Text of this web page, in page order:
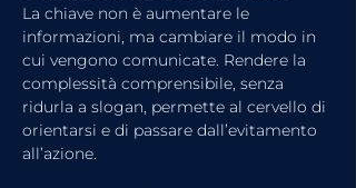
La chiave non è aumentare le
informazioni, ma cambiare il modo in
cui vengono comunicate. Rendere la
complessità comprensibile, senza
ridurla a slogan, permette al cervello di
orientarsi e di passare dall’evitamento
all’azione.